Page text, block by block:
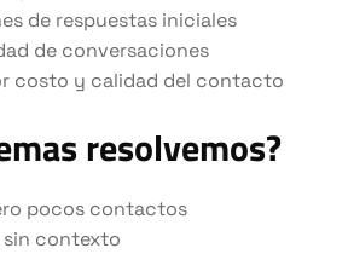
de respuestas iniciales
de conversaciones
costo y calidad del contacto
resolvemos?
pocos contactos
sin contexto